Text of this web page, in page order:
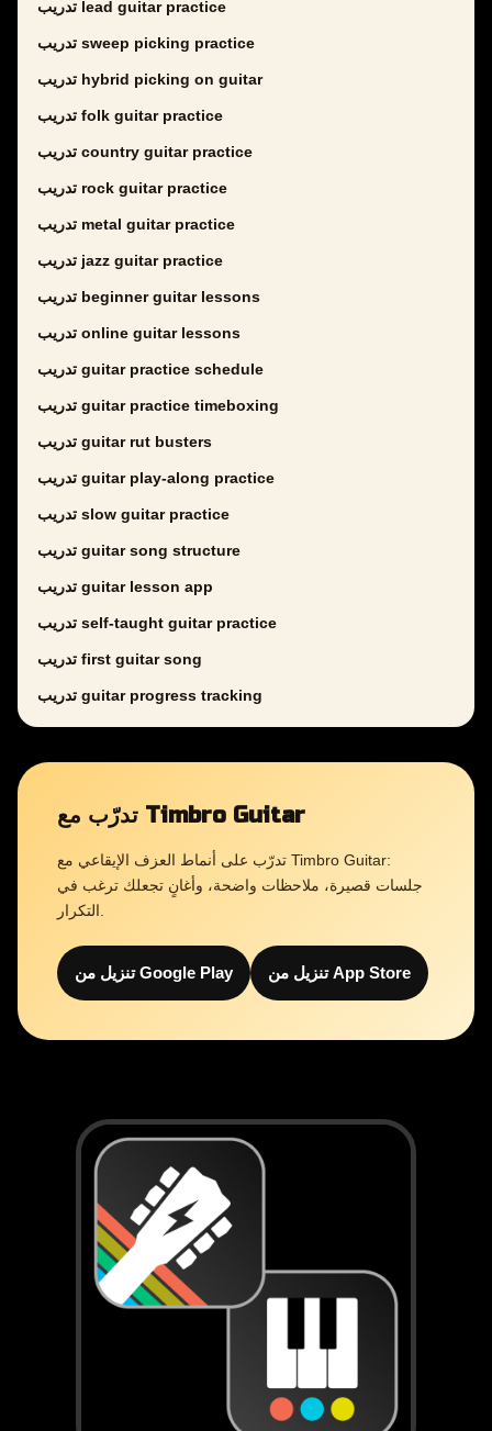
تدريب lead guitar practice
تدريب sweep picking practice
تدريب hybrid picking on guitar
تدريب folk guitar practice
تدريب country guitar practice
تدريب rock guitar practice
تدريب metal guitar practice
تدريب jazz guitar practice
تدريب beginner guitar lessons
تدريب online guitar lessons
تدريب guitar practice schedule
تدريب guitar practice timeboxing
تدريب guitar rut busters
تدريب guitar play-along practice
تدريب slow guitar practice
تدريب guitar song structure
تدريب guitar lesson app
تدريب self-taught guitar practice
تدريب first guitar song
تدريب guitar progress tracking
تدرّب مع Timbro Guitar
تدرّب على أنماط العزف الإيقاعي مع Timbro Guitar:
جلسات قصيرة، ملاحظات واضحة، وأغانٍ تجعلك ترغب في
التكرار.
تنزيل من Google Play تنزيل من App Store